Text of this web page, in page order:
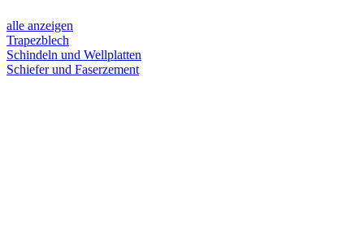
alle anzeigen
Trapezblech
Schindeln und Wellplatten
Schiefer und Faserzement